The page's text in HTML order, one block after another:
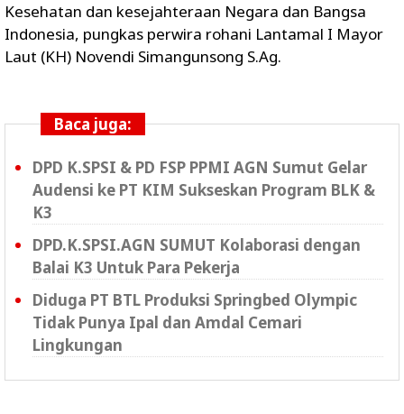
Kesehatan dan kesejahteraan Negara dan Bangsa
Indonesia, pungkas perwira rohani Lantamal I Mayor
Laut (KH) Novendi Simangunsong S.Ag.
Baca juga:
DPD K.SPSI & PD FSP PPMI AGN Sumut Gelar
Audensi ke PT KIM Sukseskan Program BLK &
K3
DPD.K.SPSI.AGN SUMUT Kolaborasi dengan
Balai K3 Untuk Para Pekerja
Diduga PT BTL Produksi Springbed Olympic
Tidak Punya Ipal dan Amdal Cemari
Lingkungan